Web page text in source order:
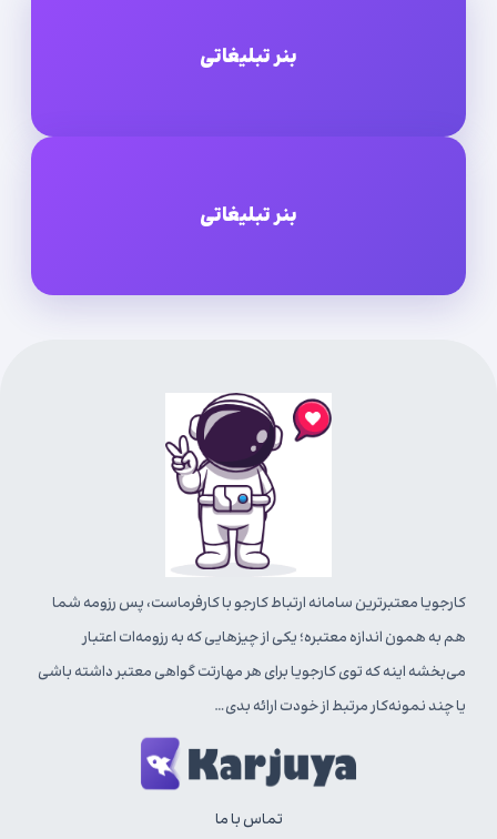
بنر تبلیغاتی
بنر تبلیغاتی
کارجویا معتبرترین سامانه ارتباط کارجو با کارفرماست، پس رزومه شما
هم به همون اندازه معتبره؛ یکی از چیزهایی که به رزومه‌ات اعتبار
می‌بخشه اینه که توی کارجویا برای هر مهارتت گواهی معتبر داشته باشی
یا چند نمونه‌کار مرتبط از خودت ارائه بدی…
تماس با ما